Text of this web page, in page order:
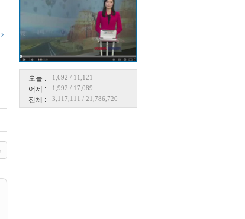
오늘 : 1,692 / 11,121
어제 : 1,992 / 17,089
전체 : 3,117,111 / 21,786,720